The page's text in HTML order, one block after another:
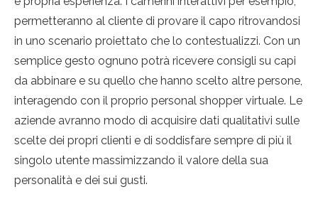
permetteranno al cliente di provare il capo ritrovandosi
in uno scenario proiettato che lo contestualizzi. Con un
semplice gesto ognuno potrà ricevere consigli su capi
da abbinare e su quello che hanno scelto altre persone,
interagendo con il proprio personal shopper virtuale. Le
aziende avranno modo di acquisire dati qualitativi sulle
scelte dei propri clienti e di soddisfare sempre di più il
singolo utente massimizzando il valore della sua
personalità e dei sui gusti.